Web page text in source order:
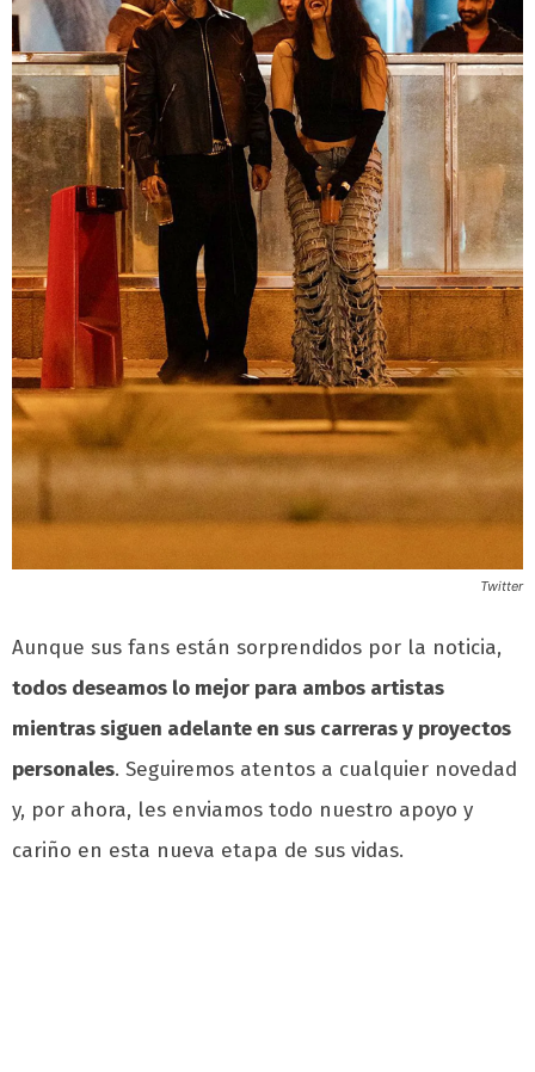
Twitter
Aunque sus fans están sorprendidos por la noticia,
todos deseamos lo mejor para ambos artistas
mientras siguen adelante en sus carreras y proyectos
personales. Seguiremos atentos a cualquier novedad
y, por ahora, les enviamos todo nuestro apoyo y
cariño en esta nueva etapa de sus vidas.